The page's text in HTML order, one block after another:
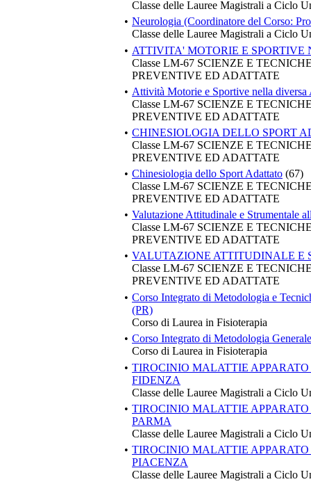
Classe delle Lauree Magistrali a Ciclo
• Neurologia (Coordinatore del Corso:
Classe delle Lauree Magistrali a Ciclo
• ATTIVITA' MOTORIE E
Classe LM-67 SCIENZE E
PREVENTIVE ED ADATTATE
• Attività Motorie e Sportive nella diversa
Classe LM-67 SCIENZE E
PREVENTIVE ED ADATTATE
• CHINESIOLOGIA DELLO SPORT
Classe LM-67 SCIENZE E
PREVENTIVE ED ADATTATE
• Chinesiologia dello Sport Adattato (67)
Classe LM-67 SCIENZE E
PREVENTIVE ED ADATTATE
• Valutazione Attitudinale e Strumentale
Classe LM-67 SCIENZE E
PREVENTIVE ED ADATTATE
• VALUTAZIONE ATTITUDINALE E
Classe LM-67 SCIENZE E
PREVENTIVE ED ADATTATE
• Corso Integrato di Metodologia e
(PR)
Corso di Laurea in Fisioterapia
• Corso Integrato di Metodologia
Corso di Laurea in Fisioterapia
• TIROCINIO MALATTIE
FIDENZA
Classe delle Lauree Magistrali a Ciclo
• TIROCINIO MALATTIE
PARMA
Classe delle Lauree Magistrali a Ciclo
• TIROCINIO MALATTIE
PIACENZA
Classe delle Lauree Magistrali a Ciclo